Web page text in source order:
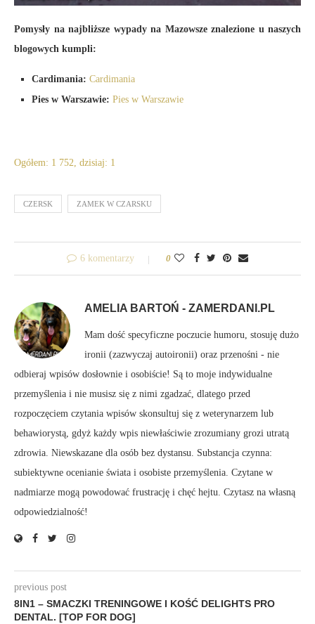
Pomysły na najbliższe wypady na Mazowsze znalezione u naszych
blogowych kumpli:
Cardimania: Cardimania
Pies w Warszawie: Pies w Warszawie
Ogółem: 1 752, dzisiaj: 1
CZERSK ZAMEK W CZARSKU
6 komentarzy 0
AMELIA BARTOŃ - ZAMERDANI.PL
Mam dość specyficzne poczucie humoru, stosuję dużo
ironii (zazwyczaj autoironii) oraz przenośni - nie
odbieraj wpisów dosłownie i osobiście! Są to moje indywidualne
przemyślenia i nie musisz się z nimi zgadzać, dlatego przed
rozpoczęciem czytania wpisów skonsultuj się z weterynarzem lub
behawiorystą, gdyż każdy wpis niewłaściwie zrozumiany grozi utratą
zdrowia. Niewskazane dla osób bez dystansu. Substancja czynna:
subiektywne ocenianie świata i osobiste przemyślenia. Czytane w
nadmiarze mogą powodować frustrację i chęć hejtu. Czytasz na własną
odpowiedzialność!
previous post
8IN1 – SMACZKI TRENINGOWE I KOŚĆ DELIGHTS PRO
DENTAL. [TOP FOR DOG]